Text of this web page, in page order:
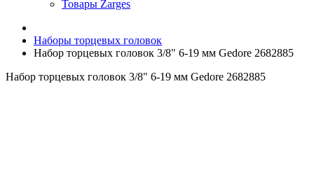
Товары Zarges
Наборы торцевых головок
Набор торцевых головок 3/8" 6-19 мм Gedore 2682885
Набор торцевых головок 3/8" 6-19 мм Gedore 2682885